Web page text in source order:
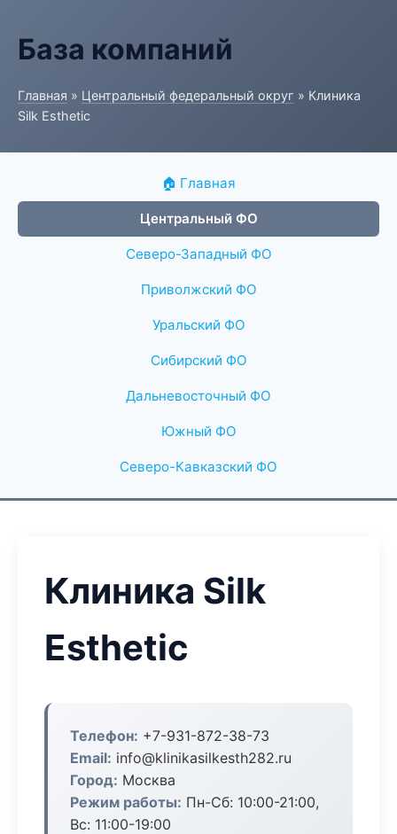
База компаний
Главная » Центральный федеральный округ » Клиника
Silk Esthetic
🏠 Главная
Центральный ФО
Северо-Западный ФО
Приволжский ФО
Уральский ФО
Сибирский ФО
Дальневосточный ФО
Южный ФО
Северо-Кавказский ФО
Клиника Silk
Esthetic
Телефон: +7-931-872-38-73
Email: info@klinikasilkesth282.ru
Город: Москва
Режим работы: Пн-Сб: 10:00-21:00,
Вс: 11:00-19:00